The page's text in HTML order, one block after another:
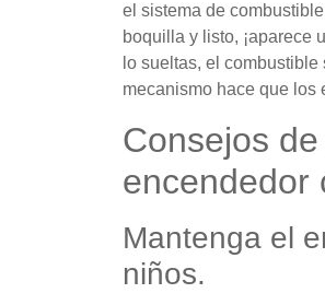
el sistema de
boquilla y listo, ¡aparece
lo sueltas, el
mecanismo hace que los
Consejos
encendedor
Mantenga el
niños.